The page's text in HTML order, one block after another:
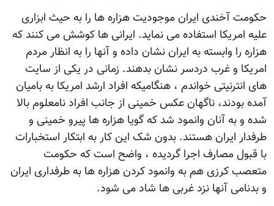
حکومت آخندی ایران موجودیت هزاره ها را به حیث ابزاری
علیه امریکا استفاده می نماید. ایرانی ها کوشش می کنند که
هزاره را وابسته به ایران نشان داده و آنها را به انظار مردم
امریکا و غرب دردسر نشان بدهند. زمانی در یکی از سایت
های انترنیتی خواندم ، هنگامیکه افراد ارشد امریکا به بامیان
آمده بودند، ناگهان عکس خمینی از جانب افراد نامعلوم بالا
شده و به آنان وانمود شد که گویا هزاره ها پیرو خمینی و
طرفدار ایران هستند. بدون شک این کار به ابتکار استخبارات
با قبول مصارف اجرا گردیده ، واضح است که حکومت
متعصب کرزی هم به وانمود کردن هزاره ها به طرفداری ایران
و بدنامی آنها نزد غربی ها شاد می شود.